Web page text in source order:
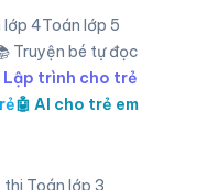
lớp 4Toán lớp 5
Truyện bé tự đọc
Lập trình cho trẻ
🤖 AI cho trẻ em
Toán lớp 3